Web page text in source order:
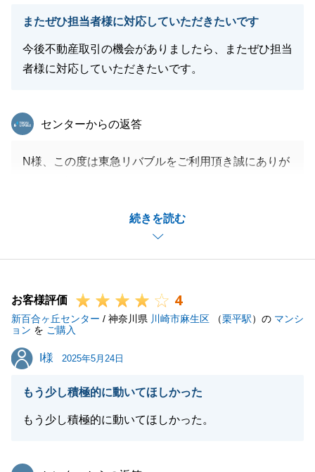
またぜひ担当者様に対応していただきたいです
今後不動産取引の機会がありましたら、またぜひ担当
者様に対応していただきたいです。
続きを読む
東急リバブル
センターからの返答
N様、この度は東急リバブルをご利用頂き誠にありが
き、また大変嬉しいお言葉、本当にありがとうござい
まだまだ未熟な私ですが、S様からの言葉を励みにし
今後も不動産のご購入、ご売却の際は是非弊社にお任
せいただけますと幸いでございます。
今後とも、よろしくお願い申し上げます。
閉じる
お客様評価 4
新百合ヶ丘センター / 神奈川県 川崎市麻生区 （栗平駅）の マンシ
ョン を ご購入
I様
I様 2025年5月24日
もう少し積極的に動いてほしかった
もう少し積極的に動いてほしかった。
東急リバブル